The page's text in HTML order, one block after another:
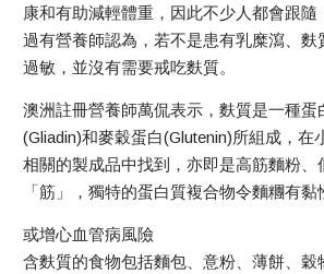
康和有助減輕體重，因此不少人都會跟隨
過有營養師認為，若不是患有乳糜瀉、麩
過敏，並沒有需要戒吃麩質。
澳洲註冊營養師萬侃表示，麩質是一種蛋
(Gliadin)和麥穀蛋白(Glutenin)所組成，在
相關的製成品中找到，亦即是高筋麵粉、
「筋」，獨特的蛋白質複合物令麵糰有黏
或增心血管病風險
含麩質的食物包括麵包、意粉、薄餅、穀